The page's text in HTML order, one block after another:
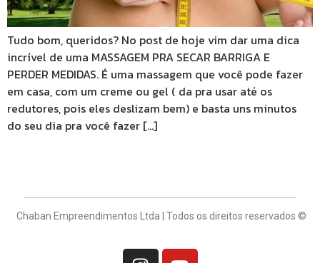
Tudo bom, queridos? No post de hoje vim dar uma dica
incrível de uma MASSAGEM PRA SECAR BARRIGA E
PERDER MEDIDAS. É uma massagem que você pode fazer
em casa, com um creme ou gel ( da pra usar até os
redutores, pois eles deslizam bem) e basta uns minutos
do seu dia pra você fazer […]
Chaban Empreendimentos Ltda | Todos os direitos reservados ©